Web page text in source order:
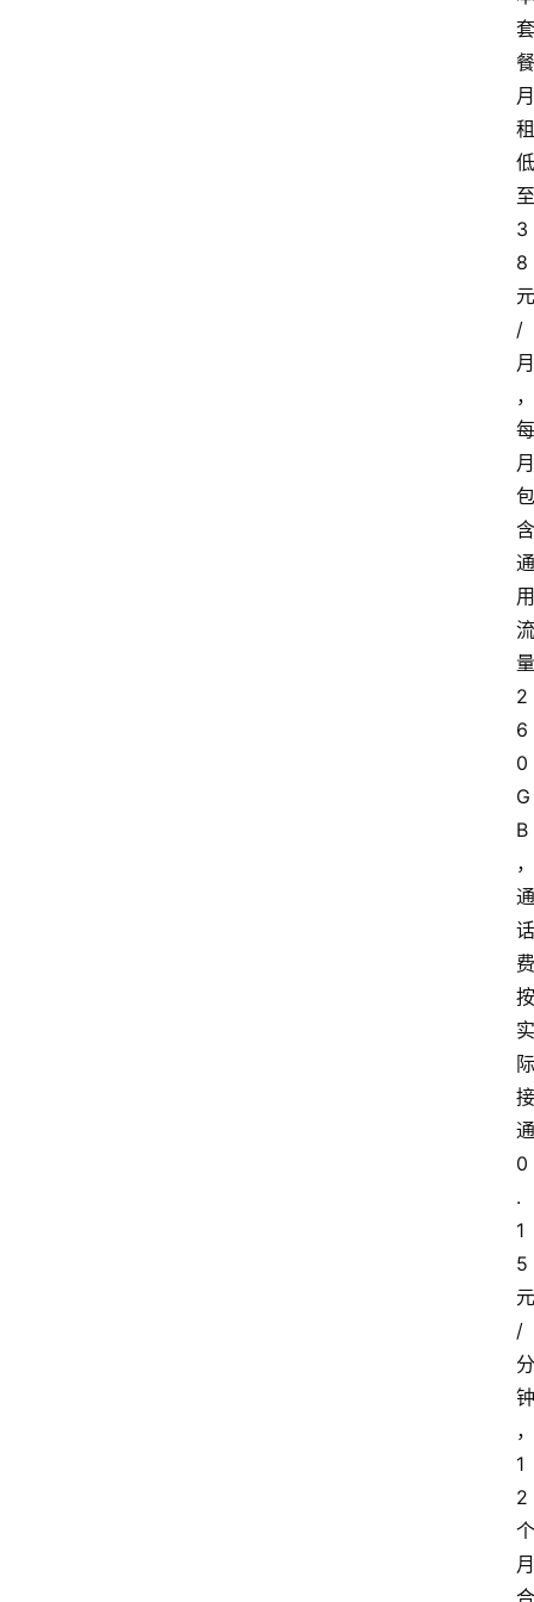
套
餐
月
租
低
至
3
8
元
/
月
，
每
月
包
含
通
用
流
量
2
6
0
G
B
，
通
话
费
按
实
际
接
通
0
.
1
5
元
/
分
钟
，
1
2
个
月
合